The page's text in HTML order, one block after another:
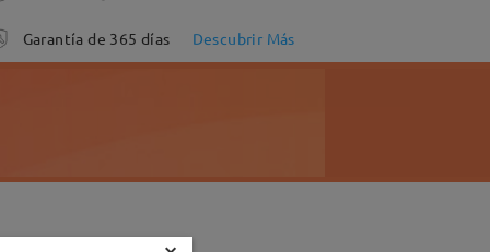
Garantía de 365 días Descubrir Más